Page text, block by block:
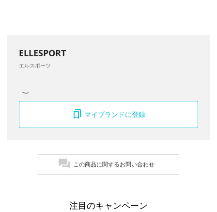
ELLESPORT
エルスポーツ
マイブランドに登録
この商品に関するお問い合わせ
注目のキャンペーン